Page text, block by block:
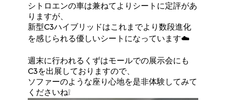
シトロエンの車は兼ねてよりシートに定評があ
りますが、
新型C3ハイブリッドはこれまでより数段進化
を感じられる優しいシートになっています☁️
週末に行われるくずはモールでの展示会にも
C3を出展しておりますので、
ソファーのような座り心地を是非体験してみて
くださいね❕️